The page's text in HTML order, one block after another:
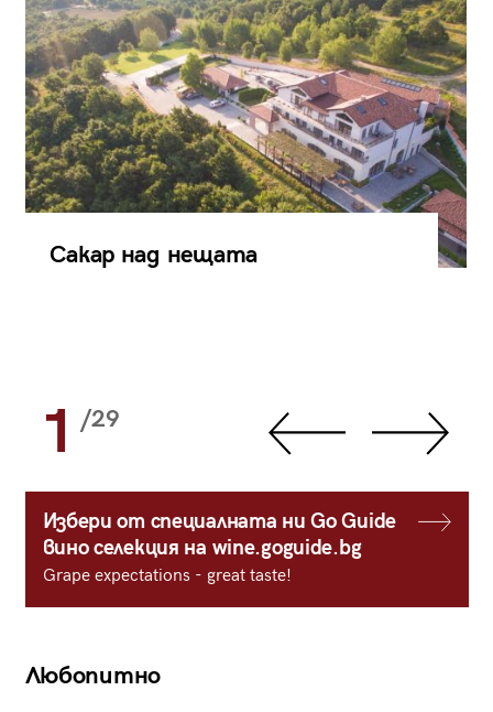
Сакар над нещата
1 /29
Избери от специалната ни Go Guide
вино селекция на wine.goguide.bg
Grape expectations - great taste!
Любопитно